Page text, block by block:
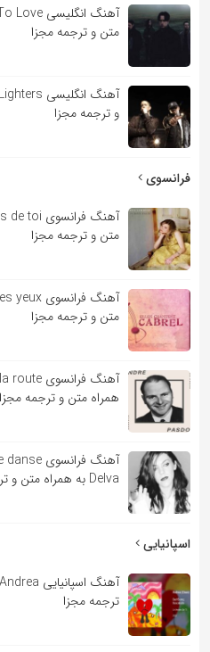
متن و ترجمه مجزا
و ترجمه مجزا
فرانسوی
متن و ترجمه مجزا
متن و ترجمه مجزا
همراه متن و ترجمه مجزا
Delva به همراه متن و ترجمه مجزا
اسپانیایی
ترجمه مجزا